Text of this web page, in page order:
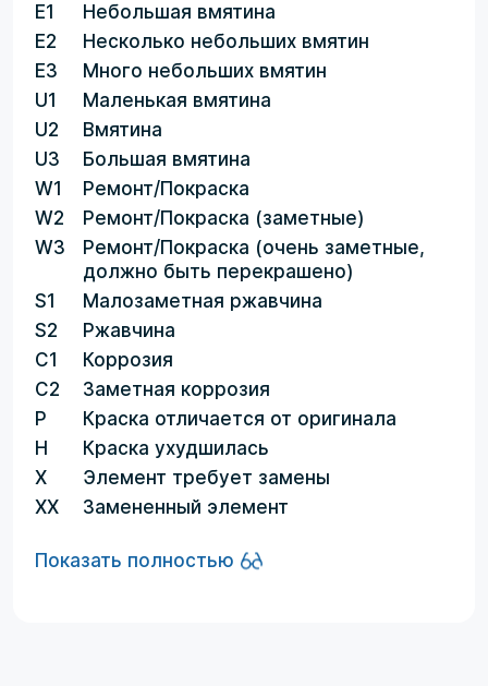
E1
Небольшая вмятина
E2
Несколько небольших вмятин
E3
Много небольших вмятин
U1
Маленькая вмятина
U2
Вмятина
U3
Большая вмятина
W1
Ремонт/Покраска
W2
Ремонт/Покраска (заметные)
W3
Ремонт/Покраска (очень заметные,
должно быть перекрашено)
S1
Малозаметная ржавчина
S2
Ржавчина
C1
Коррозия
C2
Заметная коррозия
P
Краска отличается от оригинала
H
Краска ухудшилась
X
Элемент требует замены
XX
Замененный элемент
Показать полностью